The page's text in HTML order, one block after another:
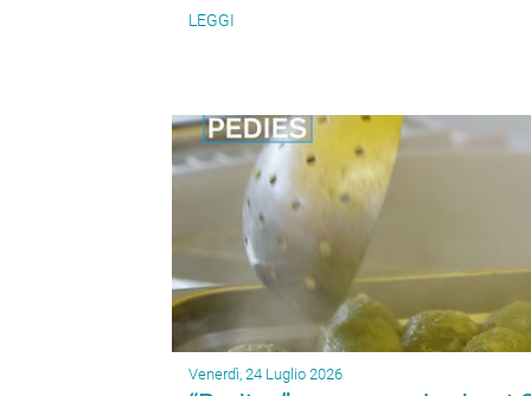
LEGGI
Venerdì, 24 Luglio 2026